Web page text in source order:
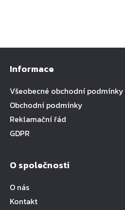
Informace
Všeobecné obchodní podmínky
Obchodní podmínky
Reklamační řád
GDPR
O společnosti
O nás
Kontakt